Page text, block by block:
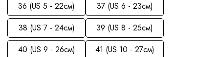
36 (US 5 - 22см)
37 (US 6 - 23см)
38 (US 7 - 24см)
39 (US 8 - 25см)
40 (US 9 - 26см)
41 (US 10 - 27см)